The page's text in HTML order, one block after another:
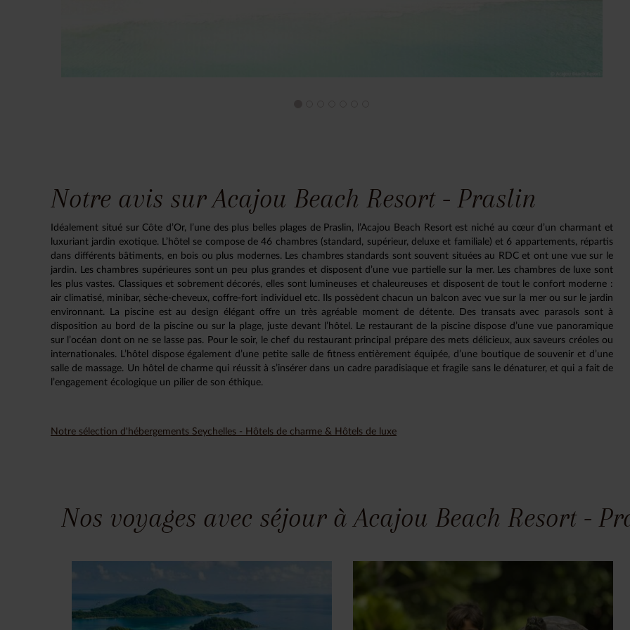
Notre avis sur Acajou Beach Resort - Praslin
Idéalement situé sur Côte d’Or, l’une des plus belles plages de Praslin, l’Acajou Beach Resort est niché au cœur d’un charmant et
luxuriant jardin exotique. L’hôtel se compose de 46 chambres (standard, supérieur, deluxe et familiale) et 6 appartements, répartis
dans différents bâtiments, en bois ou plus modernes. Les chambres standards sont souvent situées au RDC et ont une vue sur le
jardin. Les chambres supérieures sont un peu plus grandes et disposent d’une vue partielle sur la mer. Les chambres de luxe sont
les plus vastes. Classiques et sobrement décorés, elles sont lumineuses et chaleureuses et disposent de tout le confort moderne :
air climatisé, minibar, sèche-cheveux, coffre-fort individuel etc. Ils possèdent chacun un balcon avec vue sur la mer ou sur le jardin
environnant. La piscine est au design élégant offre un très agréable moment de détente. Des transats avec parasols sont à
disposition au bord de la piscine ou sur la plage, juste devant l’hôtel. Le restaurant de la piscine dispose d’une vue panoramique
sur l’océan dont on ne se lasse pas. Pour le soir, le chef du restaurant principal prépare des mets délicieux, aux saveurs créoles ou
internationales. L’hôtel dispose également d’une petite salle de fitness entièrement équipée, d’une boutique de souvenir et d’une
salle de massage. Un hôtel de charme qui réussit à s’insérer dans un cadre paradisiaque et fragile sans le dénaturer, et qui a fait de
l’engagement écologique un pilier de son éthique.
Notre sélection d'hébergements Seychelles - Hôtels de charme & Hôtels de luxe
Nos voyages avec séjour à Acajou Beach Resort -